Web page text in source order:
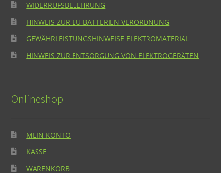
WIDERRUFSBELEHRUNG
HINWEIS ZUR EU BATTERIEN VERORDNUNG
GEWÄHRLEISTUNGSHINWEISE ELEKTROMATERIAL
HINWEIS ZUR ENTSORGUNG VON ELEKTROGERÄTEN
Onlineshop
MEIN KONTO
KASSE
WARENKORB